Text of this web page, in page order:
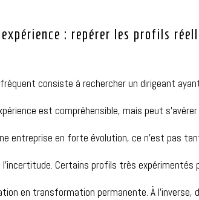
: repérer les profils
consiste à rechercher un dirigeant
est compréhensible, mais peut
entreprise en forte évolution, ce n’est pas
l’incertitude.Certains profils très expérimentés
en transformation permanente.À